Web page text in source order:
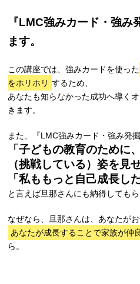
『LMC強みカード・強
ます。
この講座では、強みカードを使った
をホリホリ するため、
あなたも知らなかった成功へ導く
きます。
また、『LMC強みカード・強み発
「子どもの教育のために
（挑戦している）姿を見
「私ももっと自己成長し
と言えば旦那さんにも納得しても
なぜなら、旦那さんは、あなたが
あなたが成長することで家族が仲
ら。